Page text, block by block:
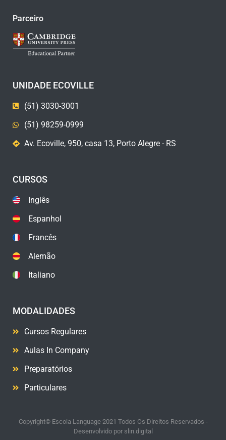
Parceiro
UNIDADE ECOVILLE
(51) 3030-3001
(51) 98259-0999
Av. Ecoville, 950, casa 13, Porto Alegre - RS
CURSOS
Inglês
Espanhol
Francês
Alemão
Italiano
MODALIDADES
Cursos Regulares
Aulas In Company
Preparatórios
Particulares
Copyright© Escola Language 2021 Todos Os Direitos Reservados -
Desenvolvido por slin.digital